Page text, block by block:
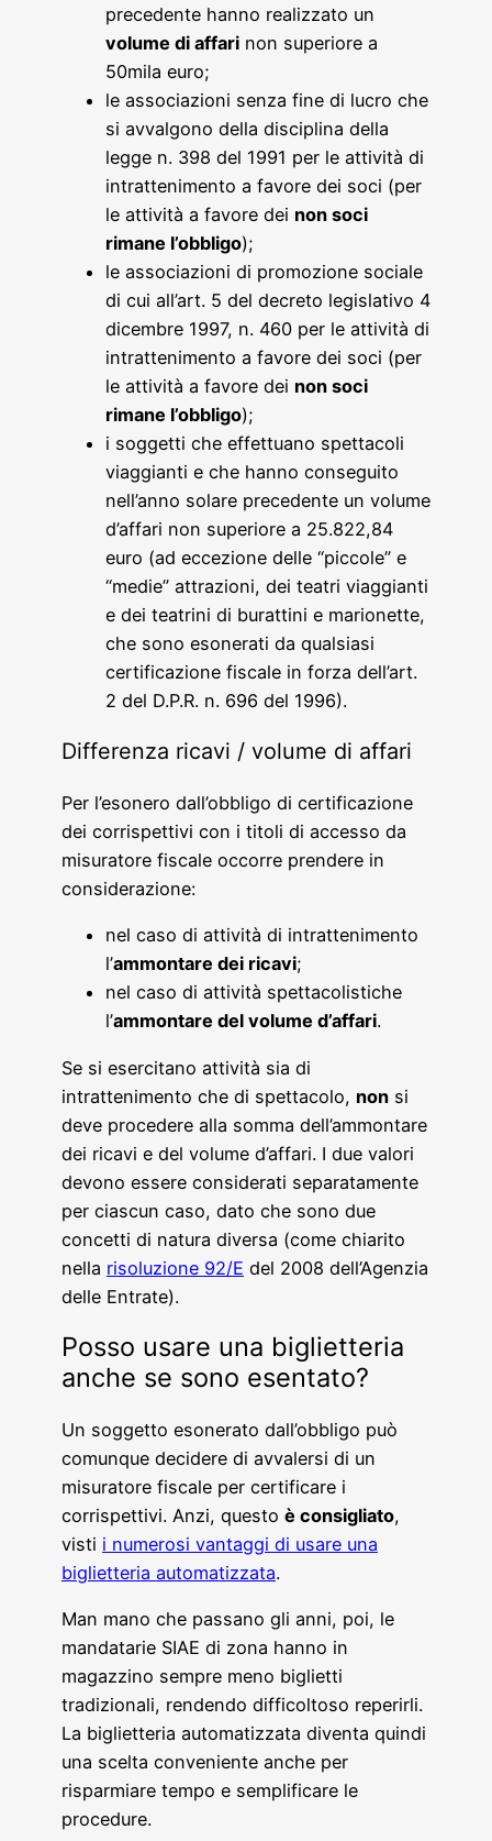
precedente hanno realizzato un
volume di affari non superiore a
50mila euro;
le associazioni senza fine di lucro che
si avvalgono della disciplina della
legge n. 398 del 1991 per le attività di
intrattenimento a favore dei soci (per
le attività a favore dei non soci
rimane l’obbligo);
le associazioni di promozione sociale
di cui all’art. 5 del decreto legislativo 4
dicembre 1997, n. 460 per le attività di
intrattenimento a favore dei soci (per
le attività a favore dei non soci
rimane l’obbligo);
i soggetti che effettuano spettacoli
viaggianti e che hanno conseguito
nell’anno solare precedente un volume
d’affari non superiore a 25.822,84
euro (ad eccezione delle “piccole” e
“medie” attrazioni, dei teatri viaggianti
e dei teatrini di burattini e marionette,
che sono esonerati da qualsiasi
certificazione fiscale in forza dell’art.
2 del D.P.R. n. 696 del 1996).
Differenza ricavi / volume di affari
Per l’esonero dall’obbligo di certificazione
dei corrispettivi con i titoli di accesso da
misuratore fiscale occorre prendere in
considerazione:
nel caso di attività di intrattenimento
l’ammontare dei ricavi;
nel caso di attività spettacolistiche
l’ammontare del volume d’affari.
Se si esercitano attività sia di
intrattenimento che di spettacolo, non si
deve procedere alla somma dell’ammontare
dei ricavi e del volume d’affari. I due valori
devono essere considerati separatamente
per ciascun caso, dato che sono due
concetti di natura diversa (come chiarito
nella risoluzione 92/E del 2008 dell’Agenzia
delle Entrate).
Posso usare una biglietteria
anche se sono esentato?
Un soggetto esonerato dall’obbligo può
comunque decidere di avvalersi di un
misuratore fiscale per certificare i
corrispettivi. Anzi, questo è consigliato,
visti i numerosi vantaggi di usare una
biglietteria automatizzata.
Man mano che passano gli anni, poi, le
mandatarie SIAE di zona hanno in
magazzino sempre meno biglietti
tradizionali, rendendo difficoltoso reperirli.
La biglietteria automatizzata diventa quindi
una scelta conveniente anche per
risparmiare tempo e semplificare le
procedure.